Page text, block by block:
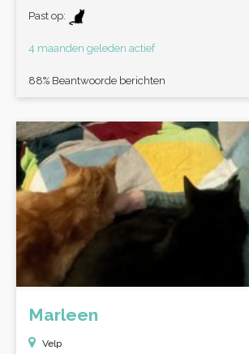
Past op:
4 maanden geleden actief
88% Beantwoorde berichten
Marleen
Velp